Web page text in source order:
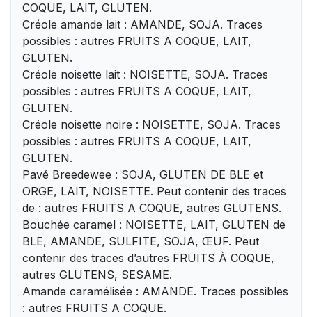
COQUE, LAIT, GLUTEN.
Créole amande lait : AMANDE, SOJA. Traces
possibles : autres FRUITS A COQUE, LAIT,
GLUTEN.
Créole noisette lait : NOISETTE, SOJA. Traces
possibles : autres FRUITS A COQUE, LAIT,
GLUTEN.
Créole noisette noire : NOISETTE, SOJA. Traces
possibles : autres FRUITS A COQUE, LAIT,
GLUTEN.
Pavé Breedewee : SOJA, GLUTEN DE BLE et
ORGE, LAIT, NOISETTE. Peut contenir des traces
de : autres FRUITS A COQUE, autres GLUTENS.
Bouchée caramel : NOISETTE, LAIT, GLUTEN de
BLE, AMANDE, SULFITE, SOJA, ŒUF. Peut
contenir des traces d’autres FRUITS À COQUE,
autres GLUTENS, SESAME.
Amande caramélisée : AMANDE. Traces possibles
: autres FRUITS A COQUE.